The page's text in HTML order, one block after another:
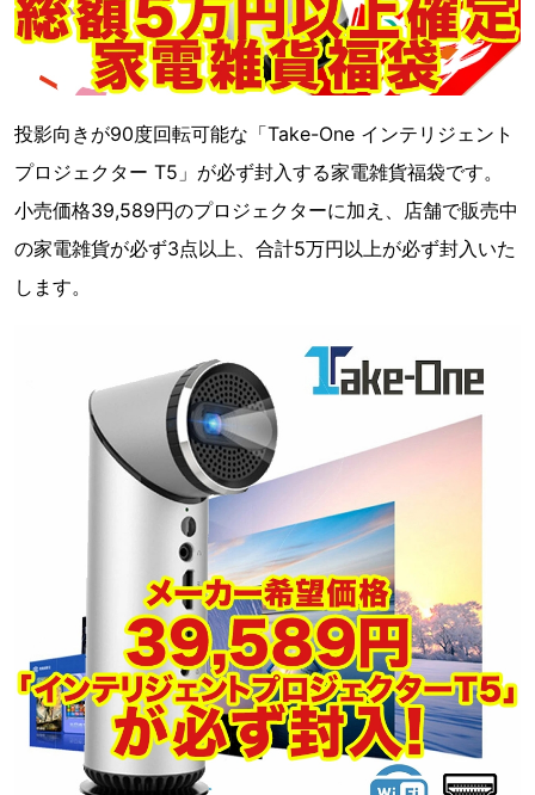
投影向きが90度回転可能な「Take-One インテリジェント
プロジェクター T5」が必ず封入する家電雑貨福袋です。
小売価格39,589円のプロジェクターに加え、店舗で販売中
の家電雑貨が必ず3点以上、合計5万円以上が必ず封入いた
します。